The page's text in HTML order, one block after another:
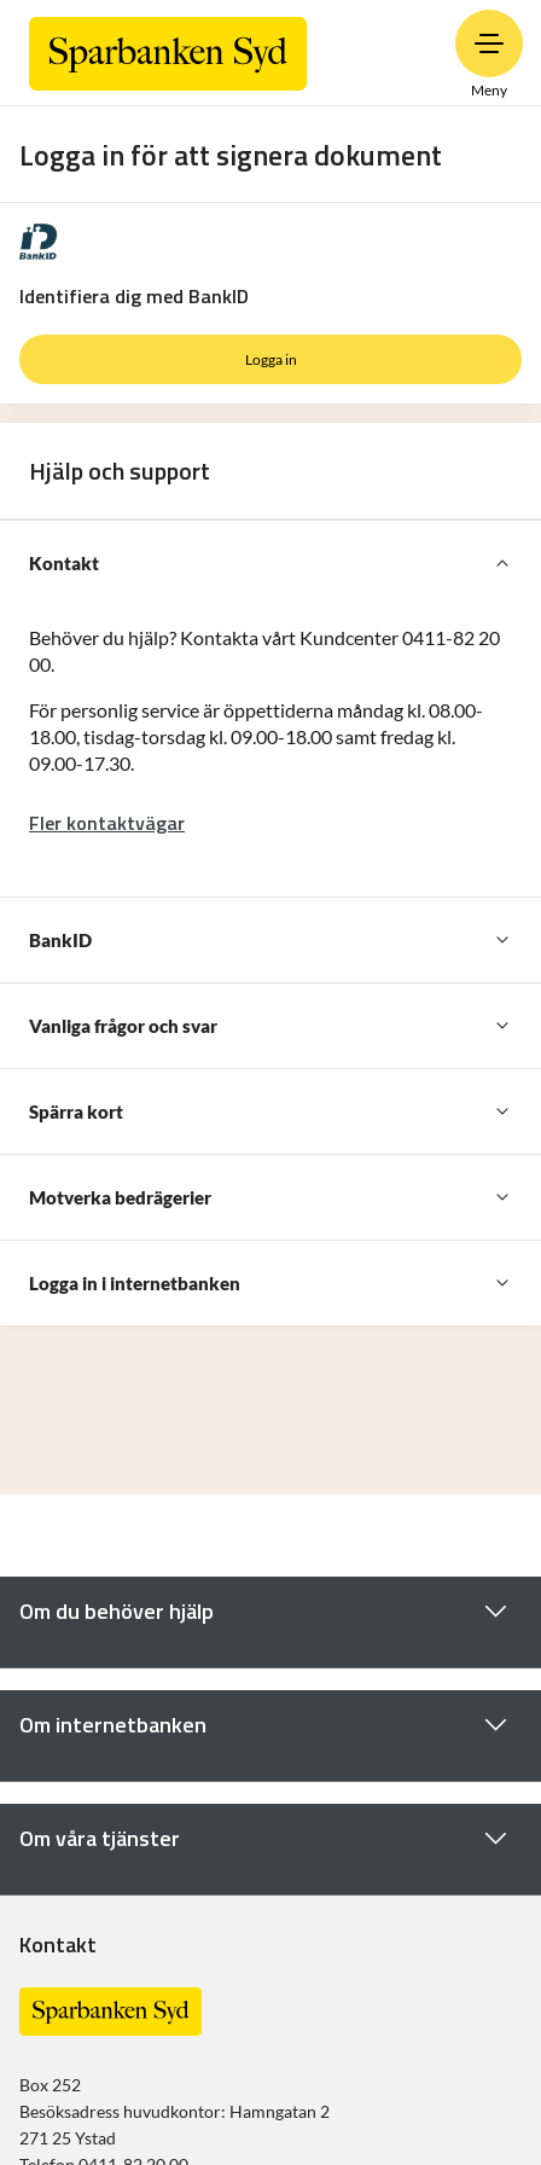
Meny
Logga in för att signera dokument
Identifiera dig med BankID
Logga in
Hjälp och support
Kontakt
Behöver du hjälp? Kontakta vårt Kundcenter 0411-82 20
00.
För personlig service är öppettiderna måndag kl. 08.00-
18.00, tisdag-torsdag kl. 09.00-18.00 samt fredag kl.
09.00-17.30.
Fler kontaktvägar
BankID
Vanliga frågor och svar
Spärra kort
Motverka bedrägerier
Logga in i internetbanken
Om du behöver hjälp
Om internetbanken
Om våra tjänster
Kontakt
Box 252
Besöksadress huvudkontor: Hamngatan 2
271 25 Ystad